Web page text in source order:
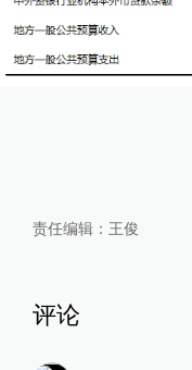
责任编辑： 王俊
评论